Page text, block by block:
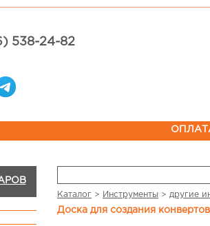
538-24-82
Каталог > Инструменты > другие
Доска для создания